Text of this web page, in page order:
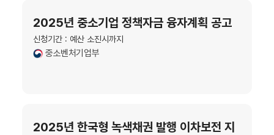
2025년 중소기업 정책자금 융자계획 공고
신청기간 : 예산 소진시까지
중소벤처기업부
2025년 한국형 녹색채권 발행 이차보전 지